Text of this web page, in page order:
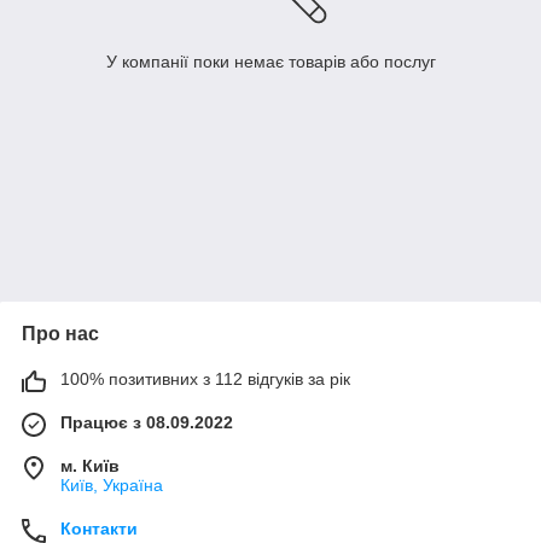
У компанії поки немає товарів або послуг
Про нас
100% позитивних з 112 відгуків за рік
Працює з 08.09.2022
м. Київ
Київ, Україна
Контакти